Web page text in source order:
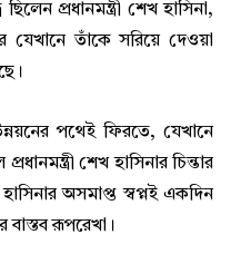
প্রধানমন্ত্রী শেখ হাসিনা,
যেখানে তাঁকে সরিয়ে দেওয়া
পথেই ফিরতে, যেখানে
শেখ হাসিনার চিন্তার
হাসিনার অসমাপ্ত স্বপ্নই একদিন
বাস্তব রূপরেখা।